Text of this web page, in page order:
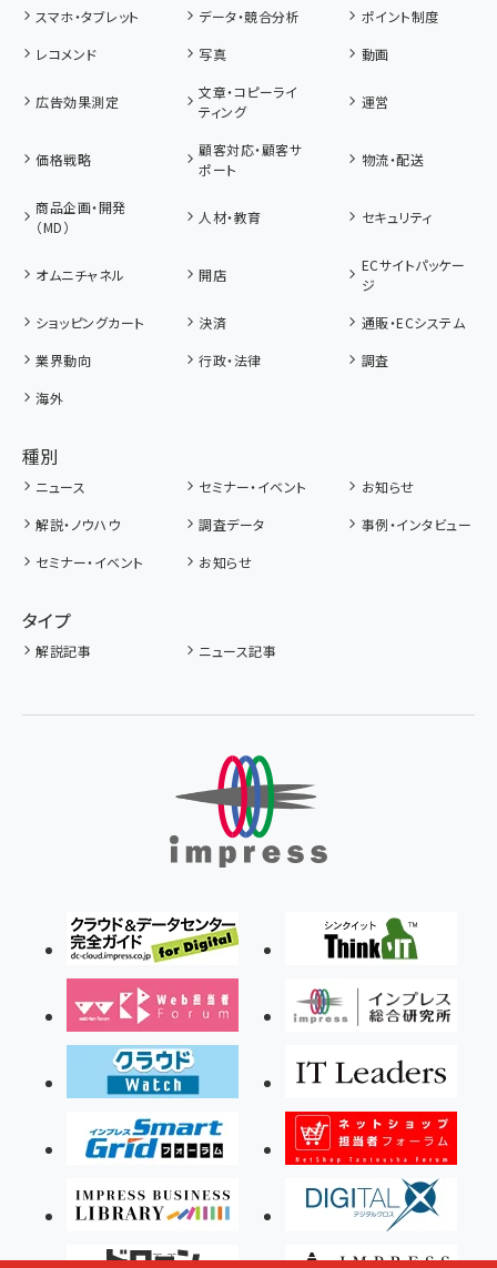
スマホ・タブレット
データ・競合分析
ポイント制度
レコメンド
写真 動画
広告効果測定
文章・コピーライ
ティング
運営
価格戦略
顧客対応・顧客サ
ポート
物流・配送
商品企画・開発
（MD）
人材・教育 セキュリティ
オムニチャネル 開店
ECサイトパッケー
ジ
ショッピングカート
決済
通販・ECシステム
業界動向
行政・法律
調査
海外
種別
ニュース セミナー・イベント
お知らせ
解説・ノウハウ
調査データ
事例・インタビュー
セミナー・イベント
お知らせ
タイプ
解説記事 ニュース記事